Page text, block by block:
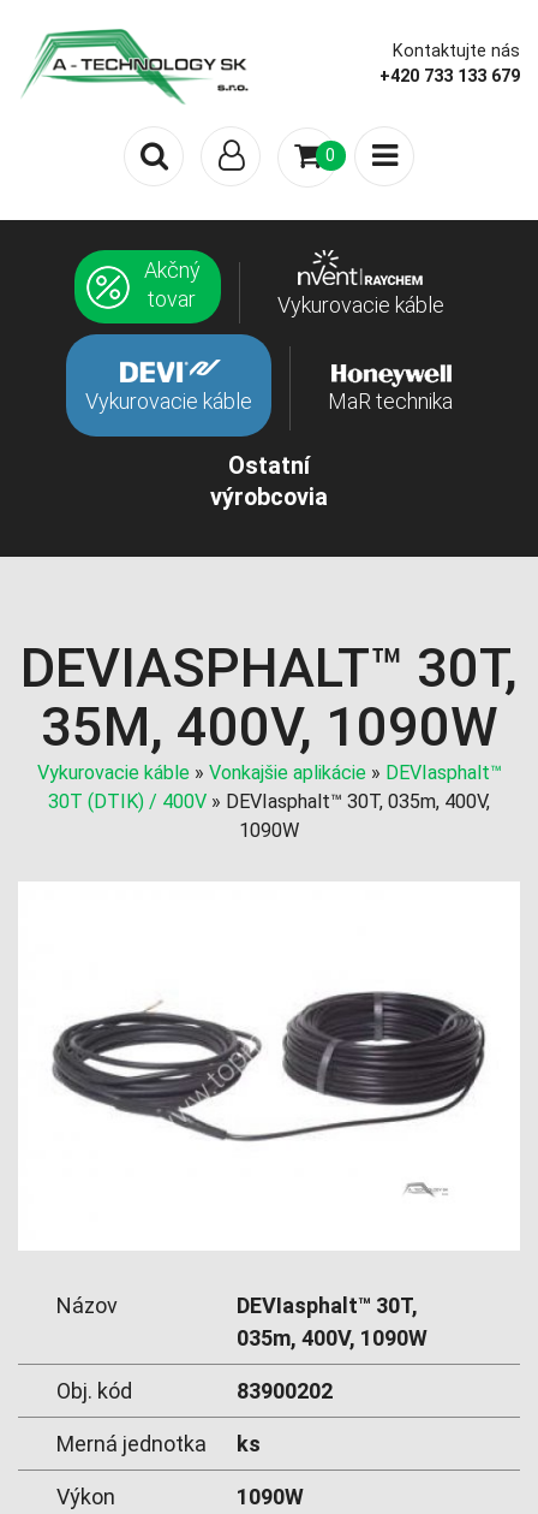
Kontaktujte nás
+420 733 133 679
0
Akčný
tovar
Vykurovacie káble
Vykurovacie káble MaR technika
Ostatní
výrobcovia
DEVIASPHALT™ 30T,
35M, 400V, 1090W
Vykurovacie káble » Vonkajšie aplikácie » DEVIasphalt™
30T (DTIK) / 400V » DEVIasphalt™ 30T, 035m, 400V,
1090W
Názov
DEVIasphalt™ 30T,
035m, 400V, 1090W
Obj. kód 83900202
Merná jednotka ks
Výkon 1090W